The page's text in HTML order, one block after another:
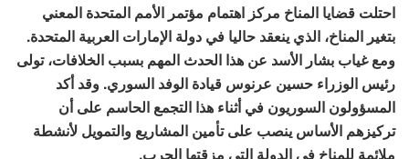
احتلت قضايا المناخ مركز اهتمام مؤتمر الأمم المتحدة المعني
بتغير المناخ، الذي ينعقد حاليا في دولة الإمارات العربية المتحدة.
ومع غياب بشار الأسد عن هذا الحدث المهم بسبب الخلافات، تولى
رئيس الوزراء حسين عرنوس قيادة الوفد السوري. وقد أكد
المسؤولون السوريون في أثناء هذا التجمع الحاسم على أن
تركيزهم الأساس ينصب على تأمين المشاريع والتمويل لأنشطة
ملائمة للمناخ في الدولة التي مزقتها الحرب.